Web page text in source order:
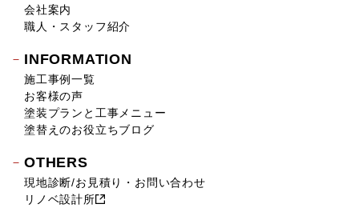
会社案内
職人・スタッフ紹介
INFORMATION
施工事例一覧
お客様の声
塗装プランと工事メニュー
塗替えのお役立ちブログ
OTHERS
現地診断/お見積り・お問い合わせ
リノベ設計所